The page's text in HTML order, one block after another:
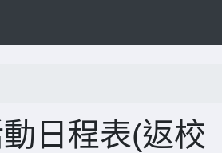
日程表(返校